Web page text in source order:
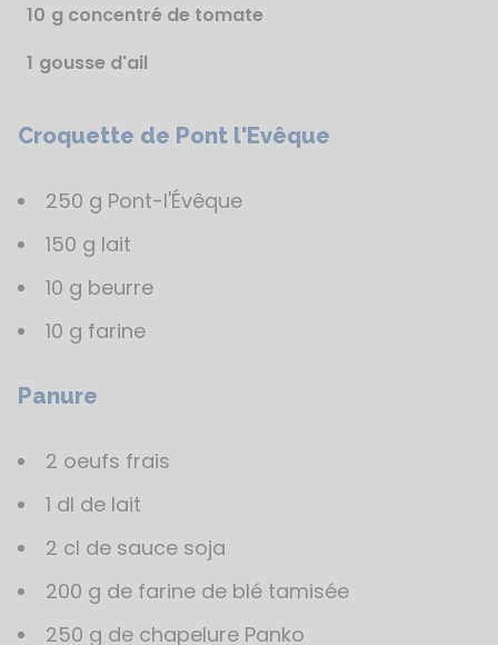
10 g concentré de tomate
1 gousse d'ail
Étapes
recette
Croquette de Pont l'Evêque
250 g Pont-l'Évêque
150 g lait
10 g beurre
10 g farine
Panure
2 oeufs frais
1 dl de lait
2 cl de sauce soja
200 g de farine de blé tamisée
250 g de chapelure Panko